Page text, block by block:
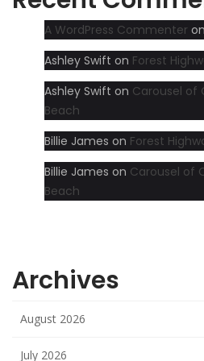
A WordPress Commenter on
Ashley Swift on Forest
Ashley Swift on Carousel of
Beach
Billie James on Forest
Billie James on Carousel of
Beach
Archives
August 2026
July 2026